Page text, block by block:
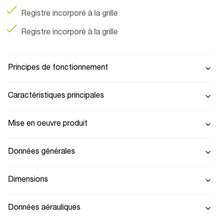
Registre incorporé à la grille
Registre incorporé à la grille
Principes de fonctionnement
Caractéristiques principales
Mise en oeuvre produit
Données générales
Dimensions
Données aérauliques